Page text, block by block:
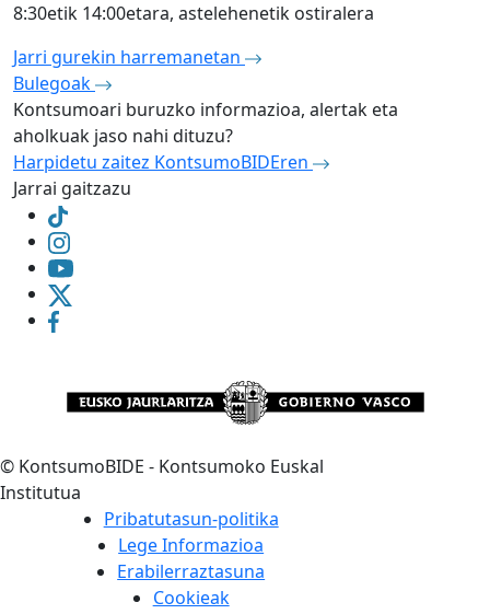
8:30etik 14:00etara, astelehenetik ostiralera
Jarri gurekin harremanetan
Bulegoak
Kontsumoari buruzko informazioa, alertak eta
aholkuak jaso nahi dituzu?
Harpidetu zaitez KontsumoBIDEren
Jarrai gaitzazu
© KontsumoBIDE - Kontsumoko Euskal
Institutua
Pribatutasun-politika
Lege Informazioa
Erabilerraztasuna
Cookieak